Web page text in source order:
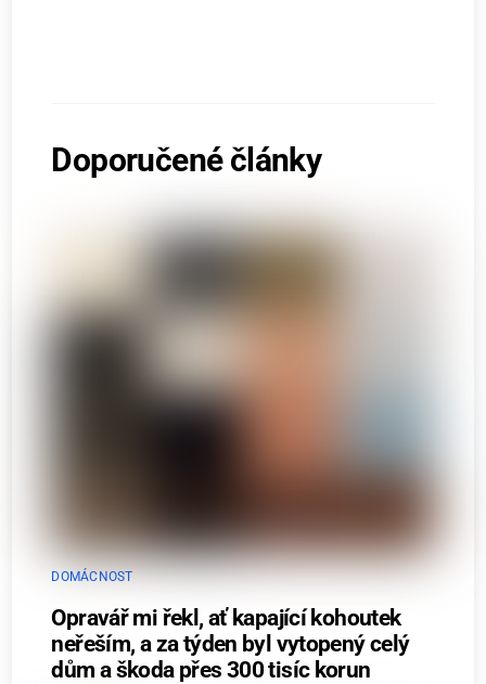
Doporučené články
DOMÁCNOST
Opravář mi řekl, ať kapající kohoutek
neřeším, a za týden byl vytopený celý
dům a škoda přes 300 tisíc korun